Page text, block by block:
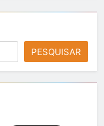
PESQUISAR